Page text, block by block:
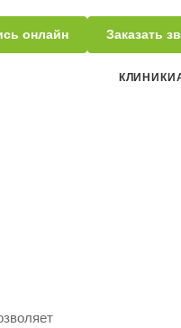
онлайн Заказать
КЛИНИКИ